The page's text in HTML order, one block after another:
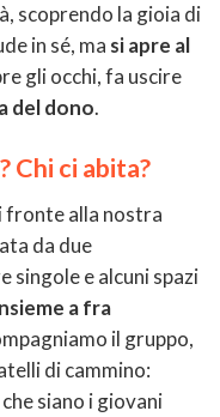
scoprendo la gioia di
in sé, ma si apre al
gli occhi, fa uscire
del dono.
Chi ci abita?
fronte alla nostra
da due
singole e alcuni spazi
a fra
il gruppo,
di cammino:
siano i giovani